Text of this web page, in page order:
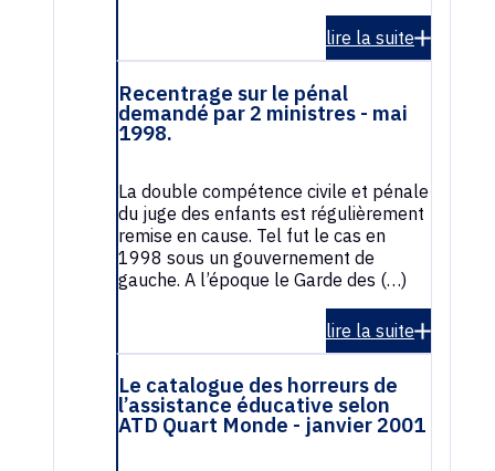
lire la suite
Recentrage sur le pénal
demandé par 2 ministres - mai
1998.
La double compétence civile et pénale
du juge des enfants est régulièrement
remise en cause. Tel fut le cas en
1998 sous un gouvernement de
gauche. A l’époque le Garde des (…)
lire la suite
Le catalogue des horreurs de
l’assistance éducative selon
ATD Quart Monde - janvier 2001